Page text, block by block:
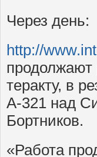
Через день:
http://
продолжают
теракту, в
А-321 над
Бортников.
«Работа